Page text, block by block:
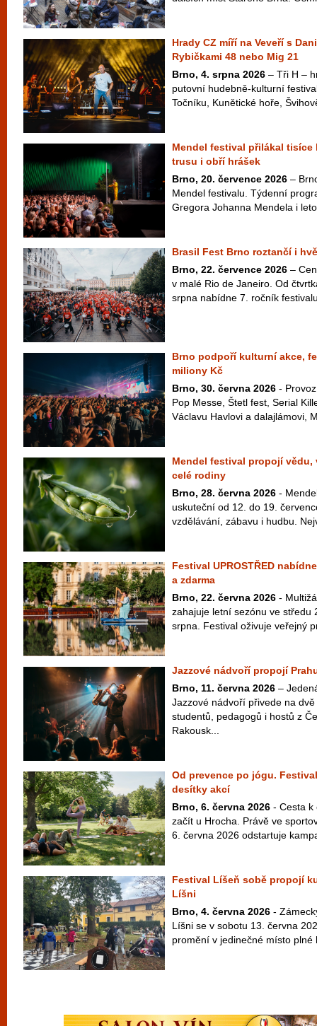
Hrady CZ míří na Veveří s
Rybičkami 48 nebo Mig 21
Brno, 4. srpna 2026 – Tři H –
putovní hudebně-kulturní
Točníku, Kunětické hoře,
Mendel festival přilákal tisíce
trusu i obří hrášek
Brno, 20. července 2026 –
Mendel festivalu. Týdenní
Gregora Johanna Mendela i
Brasil Fest Brno roztančí i
Brno, 22. července 2026 –
v malé Rio de Janeiro. Od
srpna nabídne 7. ročník
Brno podpoří kulturní akce,
miliony Kč
Brno, 30. června 2026 -
Pop Messe, Štetl fest, Serial
Václavu Havlovi a dalajlámovi,
Mendel festival propojí vědu,
celé rodiny
Brno, 28. června 2026 -
uskuteční od 12. do 19.
vzdělávání, zábavu i hudbu.
Festival UPROSTŘED
a zdarma
Brno, 22. června 2026 -
zahajuje letní sezónu ve středu
srpna. Festival oživuje veřejný
Jazzové nádvoří propojí
Brno, 11. června 2026 –
Jazzové nádvoří přivede na
studentů, pedagogů i hostů z
Rakousk...
Od prevence po jógu.
desítky akcí
Brno, 6. června 2026 - Cesta k
začít u Hrocha. Právě ve
6. června 2026 odstartuje
Festival Líšeň sobě propojí
Líšni
Brno, 4. června 2026 -
Líšni se v sobotu 13. června
promění v jedinečné místo plné